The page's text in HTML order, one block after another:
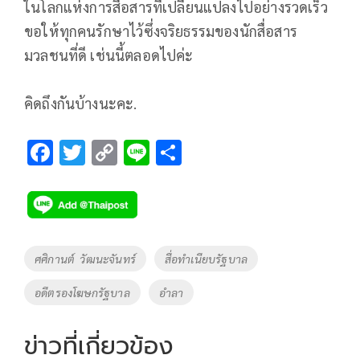
ในโลกแห่งการสื่อสารที่เปลี่ยนแปลงไปอย่างรวดเร็ว
ขอให้ทุกคนรักษาไว้ซึ่งจริยธรรมของนักสื่อสาร
มวลชนที่ดี เช่นนี้ตลอดไปค่ะ
คิดถึงกันบ้างนะคะ.
F
e
b
o
k
T
tt
er
C
p
y
Li
k
Li
Tags
ศศิกานต์ วัฒนะจันทร์ สื่อทำเนียบรัฐบาล
อดีตรองโฆษกรัฐบาล อำลา
ข่าวที่เกี่ยวข้อง